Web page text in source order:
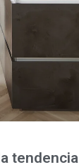
tendencia